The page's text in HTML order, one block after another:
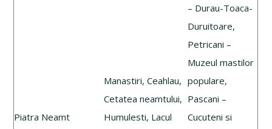
Piatra Neamt
Manastiri, Ceahlau,
Cetatea neamtului,
Humulesti, Lacul
– Durau-Toaca-
Duruitoare,
Petricani –
Muzeul mastilor
populare,
Pascani –
Cucuteni si